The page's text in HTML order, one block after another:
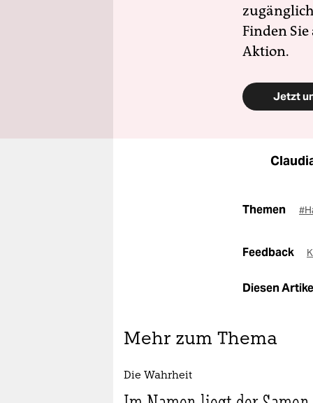
Finden
Aktion.
Jetzt
Themen
Feedback
Diesen
Mehr zum Thema
Die Wahrheit